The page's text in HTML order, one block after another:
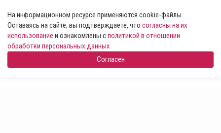
На информационном ресурсе применяются cookie-файлы .
Оставаясь на сайте, вы подтверждаете, что согласны на их
использование и ознакомлены сполитикой в отношении
обработки персональных данных
Согласен